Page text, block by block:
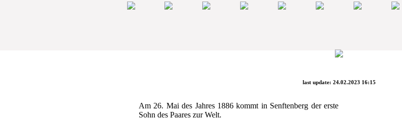
last update: 24.02.2023 16:15
Am 26. Mai des Jahres 1886 kommt in Senftenberg der erste
Sohn des Paares zur Welt.